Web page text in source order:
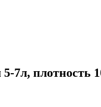
7л, плотность